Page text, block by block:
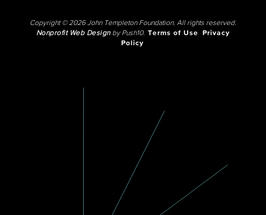
Copyright © 2026 John Templeton Foundation. All rights reserved.
Nonprofit Web Designby Push10. Terms of Use
Privacy
Policy